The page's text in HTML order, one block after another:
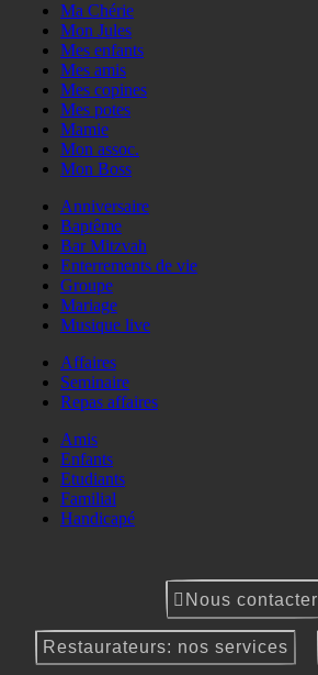
Ma Chérie
Mon Jules
Mes enfants
Mes amis
Mes copines
Mes potes
Mamie
Mon assoc.
Mon Boss
Anniversaire
Baptême
Bar Mitzvah
Enterrements de vie
Groupe
Mariage
Musique live
Affaires
Seminaire
Repas affaires
Amis
Enfants
Etudiants
Familial
Handicapé
Nous contacter
Restaurateurs: nos services